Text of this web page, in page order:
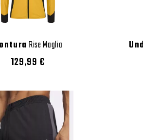
Rise Maglia
129,99 €